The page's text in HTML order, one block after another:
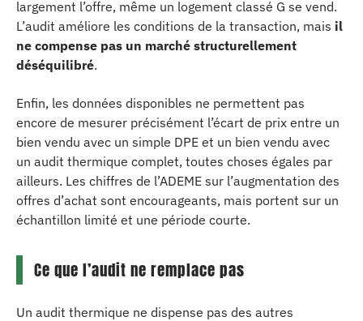
largement l’offre, même un logement classé G se vend.
L’audit améliore les conditions de la transaction, mais il
ne compense pas un marché structurellement
déséquilibré.
Enfin, les données disponibles ne permettent pas
encore de mesurer précisément l’écart de prix entre un
bien vendu avec un simple DPE et un bien vendu avec
un audit thermique complet, toutes choses égales par
ailleurs. Les chiffres de l’ADEME sur l’augmentation des
offres d’achat sont encourageants, mais portent sur un
échantillon limité et une période courte.
Ce que l’audit ne remplace pas
Un audit thermique ne dispense pas des autres